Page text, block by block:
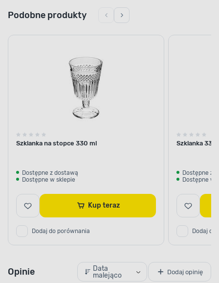
Podobne produkty
Szklanka na stopce 330 ml
Dostępne z dostawą
Dostępne w sklepie
Kup teraz
Dodaj do porównania
Szklanka
Dostępne z
Dostępne w
Dodaj do
Opinie
Data
malejąco
Dodaj opinię